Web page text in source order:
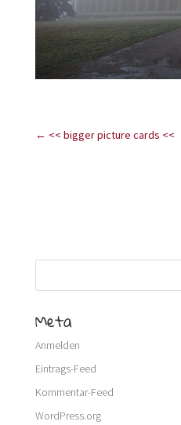
← << bigger picture cards <<
Meta
Anmelden
Eintrags-Feed
Kommentar-Feed
WordPress.org